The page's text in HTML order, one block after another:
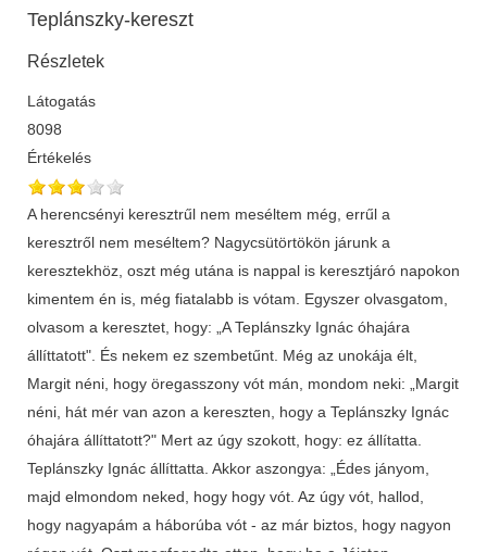
Teplánszky-kereszt
Részletek
Látogatás
8098
Értékelés
A herencsényi keresztrűl nem meséltem még, errűl a
keresztről nem meséltem? Nagycsütörtökön járunk a
keresztekhöz, oszt még utána is nappal is keresztjáró napokon
kimentem én is, még fiatalabb is vótam. Egyszer olvasgatom,
olvasom a keresztet, hogy: „A Teplánszky Ignác óhajára
állíttatott". És nekem ez szembetűnt. Még az unokája élt,
Margit néni, hogy öregasszony vót mán, mondom neki: „Margit
néni, hát mér van azon a kereszten, hogy a Teplánszky Ignác
óhajára állíttatott?" Mert az úgy szokott, hogy: ez állítatta.
Teplánszky Ignác állíttatta. Akkor aszongya: „Édes jányom,
majd elmondom neked, hogy hogy vót. Az úgy vót, hallod,
hogy nagyapám a háborúba vót - az már biztos, hogy nagyon